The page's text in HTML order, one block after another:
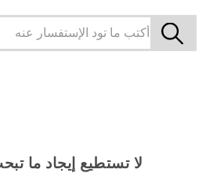
لا تستطيع إيجاد ما